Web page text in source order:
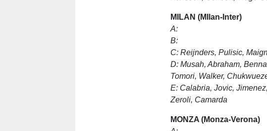
MILAN (MIlan-Inter)
A:
B:
C:Reijnders, Pulisic,
D: Musah, Abraham,
Tomori, Walker,
E: Calabria, Jovic,
Zeroli, Camarda
MONZA (Monza-Verona)